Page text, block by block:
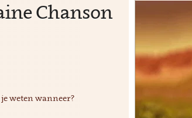
Chanson
weten wanneer?